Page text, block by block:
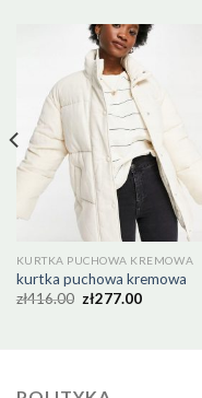
KURTKA PUCHOWA KREMOWA
kurtka puchowa kremowa
zł416.00 zł277.00